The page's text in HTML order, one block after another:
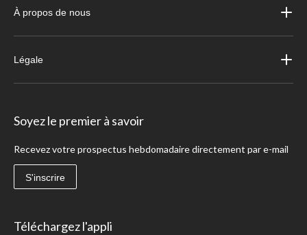
À propos de nous
Légale
Soyez le premier à savoir
Recevez votre prospectus hebdomadaire directement par e-mail
S'inscrire
Téléchargez l'appli